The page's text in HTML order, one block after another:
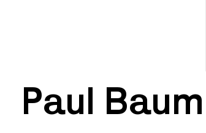
Paul Baum